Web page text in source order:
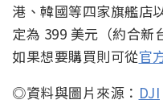
港、韓國等四家旗艦店
定為 399 美元（約合新
如果想要購買則可從官
◎資料與圖片來源： DJI